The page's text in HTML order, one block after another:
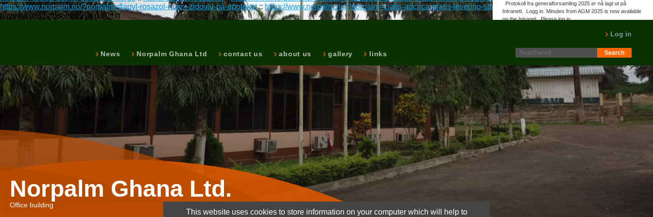
https://www.norpalm.no/?norpalm=flagyl-rosazol-rozex-zidoval-på-apoteket:: https://www.norpalm.no/?norpalm=cialis-adcirca-gratis-levering-stavanger::få mer artikler online ::Hjelp::
Laveste pris furosemid 20mg 40mg
News Norpalm Ghana Ltd contact us about us gallery links
Log in
Protokoll fra generalforsamling 2025 er nå lagt ut på
Intranett. Logg in. Minutes from AGM 2025 is now available
on the Intranet. Please log in.
Norpalm Ghana Ltd.
Office building
This website uses cookies to store information on your computer which will help to